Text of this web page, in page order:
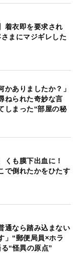
着衣即を要求され
まにマジギレした
かありましたか？」
ねられた奇妙な言
まった“部屋の秘
くも膜下出血に！
で倒れたかをひたす
通なら踏み込まない
」“郵便局員×ホラ
“怪異の原点”